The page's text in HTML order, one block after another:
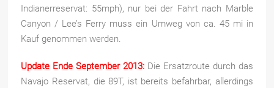
Indianerreservat: 55mph), nur bei der Fahrt nach Marble
Canyon / Lee’s Ferry muss ein Umweg von ca. 45 mi in
Kauf genommen werden.
Update Ende September 2013: Die Ersatzroute durch das
Navajo Reservat, die 89T, ist bereits befahrbar, allerdings